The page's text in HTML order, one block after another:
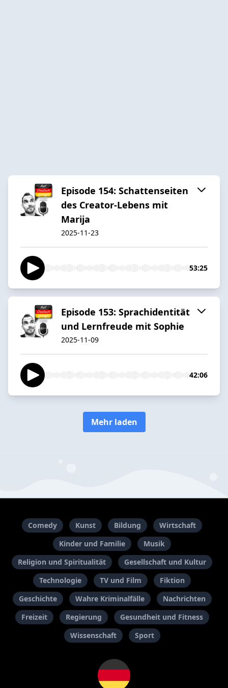
Episode 154: Schattenseiten
des Creator-Lebens mit
Marija
2025-11-23
53:25
Episode 153: Sprachidentität
und Lernfreude mit Sophie
2025-11-09
42:06
Mehr laden
Comedy Kunst Bildung
Wirtschaft
Kinder und Familie
Musik
Religion und Spiritualität
Gesellschaft und Kultur
Technologie
TV und Film
Fiktion
Geschichte
Wahre Kriminalfälle
Nachrichten
Freizeit
Regierung
Gesundheit und Fitness
Wissenschaft
Sport